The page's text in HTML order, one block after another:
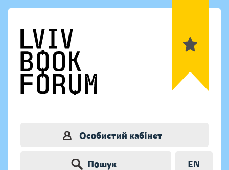
Особистий кабінет
Пошук EN